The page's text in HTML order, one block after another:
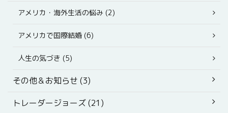
アメリカ・海外生活の悩み (2)
アメリカで国際結婚 (6)
人生の気づき (5)
その他＆お知らせ (3)
トレーダージョーズ (21)